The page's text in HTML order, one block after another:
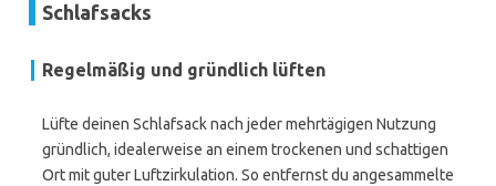
Schlafsacks
Regelmäßig und gründlich lüften
Lüfte deinen Schlafsack nach jeder mehrtägigen Nutzung
gründlich, idealerweise an einem trockenen und schattigen
Ort mit guter Luftzirkulation. So entfernst du angesammelte